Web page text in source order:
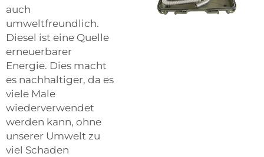
auch
umweltfreundlich.
Diesel ist eine Quelle
erneuerbarer
Energie. Dies macht
es nachhaltiger, da es
viele Male
wiederverwendet
werden kann, ohne
unserer Umwelt zu
viel Schaden